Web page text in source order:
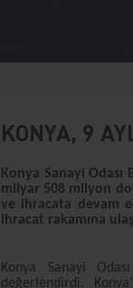
KONYA, 9
Konya Sanayi
milyar 508 milyon
ve ihracata devam
ihracat rakamına
Konya Sanayi
değerlendirdi.